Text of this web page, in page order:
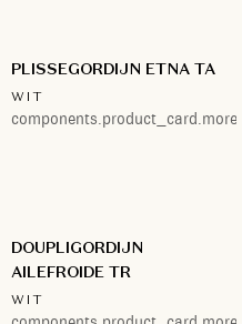
PLISSEGORDIJN ETNA TA
WIT
components.product_card.more.2
DOUPLIGORDIJN
AILEFROIDE TR
WIT